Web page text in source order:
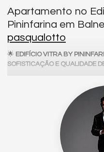
Apartamento no
Pininfarina em
pasqualotto
🌟 EDIFÍCIO VITRA BY
SOFISTICAÇÃO E QUALIDADE
empreendimento residencial
conforto e funcionalidade.
necessidades de quem
se destaca pela excelência
PROJETO ARQUITETÔNICO
Com arquitetura atual e